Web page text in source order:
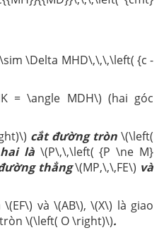
\Delta MHD\,\,\,\left( {c -
= \angle MDH\) (hai góc
cắt đường tròn\(\left(
là \(P\,\,\left( {P \ne M}
thẳng\(MP,\,\,FE\) và
và \(AB\), \(X\) là giao
\(\left( O \right)\).